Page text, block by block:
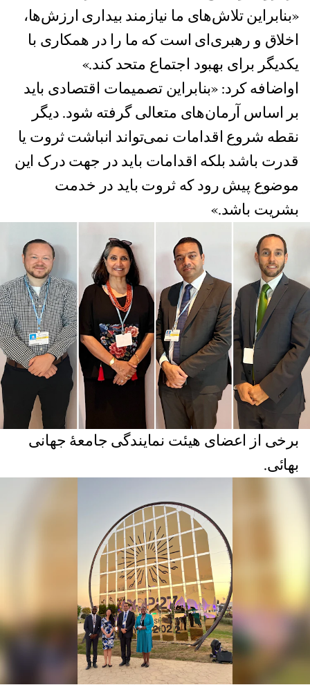
«بنابراین تلاش‌های ما نیازمند بیداری ارزش‌ها،
اخلاق و رهبری‌ای است که ما را در همکاری با
یکدیگر برای بهبود اجتماع متحد کند.»
اواضافه کرد: «بنابراین تصمیمات اقتصادی باید
بر اساس آرمان‌های متعالی گرفته شود. دیگر
نقطه شروع اقدامات نمی‌تواند انباشت ثروت یا
قدرت باشد بلکه اقدامات باید در جهت درک این
موضوع پیش رود که ثروت باید در خدمت
بشریت باشد.»
برخی از اعضای هیئت نمایندگی جامعهٔ جهانی
بهائی.